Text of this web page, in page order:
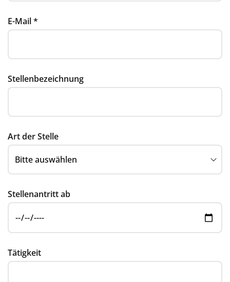
E-Mail*
Stellenbezeichnung
Art der Stelle
Stellenantritt ab
Tätigkeit